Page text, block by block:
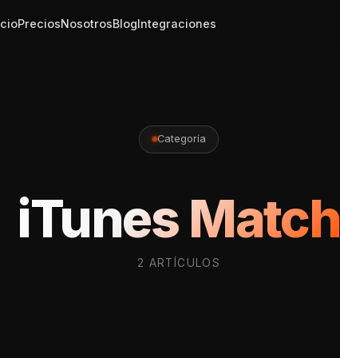
PreciosNosotrosBlogIntegraciones
Categoría
iTunes Match
2 ARTÍCULOS